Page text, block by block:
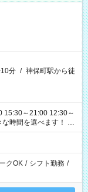
分 / 神保町駅から徒
15:30～21:00 12:30～
クOK / シフト勤務 /